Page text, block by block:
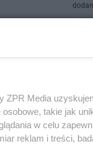
jednak
ZPR Media
takie jak
w celu
reklam i treści,